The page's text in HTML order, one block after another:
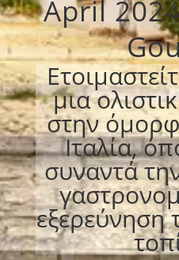
April
μια
στην
Ιταλία,
συναντά
εξερεύνηση